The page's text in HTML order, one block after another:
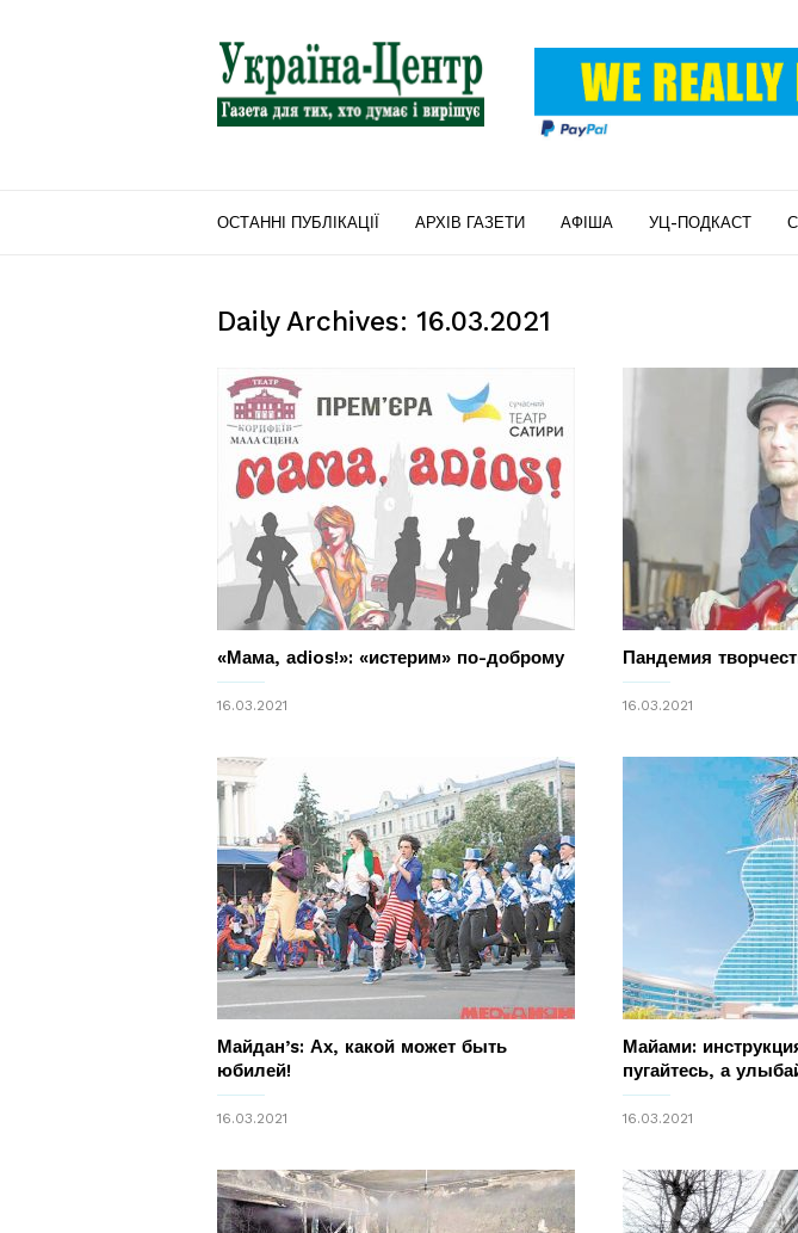
"Україна-
Центр"
ОСТАННІ ПУБЛІКАЦІЇ АРХІВ ГАЗЕТИ АФІША УЦ-ПОДКАСТ
Daily Archives: 16.03.2021
«Мама, аdios!»: «истерим» по-доброму
16.03.2021
Пандемия
16.03.2021
Майдан’s: Ах, какой может быть
юбилей!
16.03.2021
Майами:
пугайтесь, а
16.03.2021